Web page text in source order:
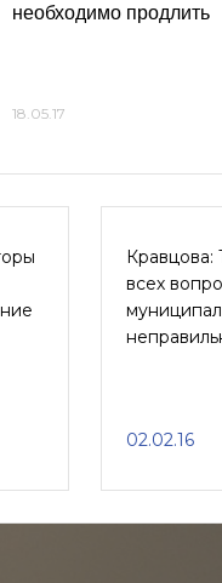
необходимо продлить
18.05.17
Кравцова:
всех
02.02.16